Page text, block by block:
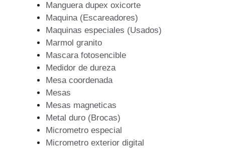
Manguera dupex oxicorte
Maquina (Escareadores)
Maquinas especiales (Usados)
Marmol granito
Mascara fotosencible
Medidor de dureza
Mesa coordenada
Mesas
Mesas magneticas
Metal duro (Brocas)
Micrometro especial
Micrometro exterior digital